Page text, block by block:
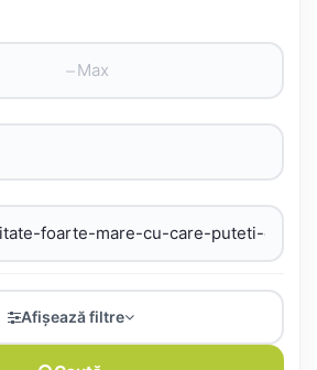
–
Afișează filtre